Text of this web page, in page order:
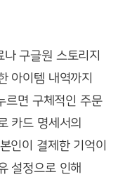
구글원 스토리지
아이템 내역까지
르면 구체적인 주문
카드 명세서의
인이 결제한 기억이
설정으로 인해